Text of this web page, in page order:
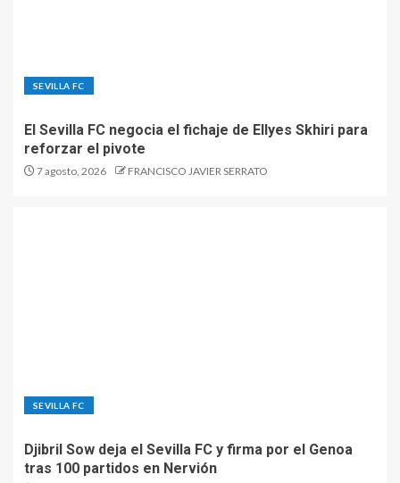
SEVILLA FC
El Sevilla FC negocia el fichaje de Ellyes Skhiri para
reforzar el pivote
7 agosto, 2026 FRANCISCO JAVIER SERRATO
SEVILLA FC
Djibril Sow deja el Sevilla FC y firma por el Genoa
tras 100 partidos en Nervión